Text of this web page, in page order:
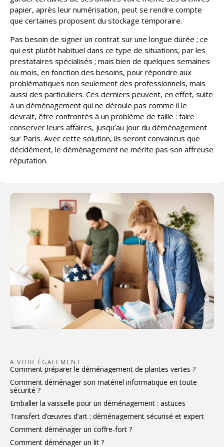
papier, après leur numérisation, peut se rendre compte
que certaines proposent du stockage temporaire.
Pas besoin de signer un contrat sur une longue durée ; ce
qui est plutôt habituel dans ce type de situations, par les
prestataires spécialisés ; mais bien de quelques semaines
ou mois, en fonction des besoins, pour répondre aux
problématiques non seulement des professionnels, mais
aussi des particuliers. Ces derniers peuvent, en effet, suite
à un déménagement qui ne déroule pas comme il le
devrait, être confrontés à un problème de taille : faire
conserver leurs affaires, jusqu’au jour du déménagement
sur Paris. Avec cette solution, ils seront convaincus que
décidément, le déménagement ne mérite pas son affreuse
réputation.
A VOIR ÉGALEMENT
Comment préparer le déménagement de plantes vertes ?
Comment déménager son matériel informatique en toute
sécurité ?
Emballer la vaisselle pour un déménagement : astuces
Transfert d’œuvres d’art : déménagement sécurisé et expert
Comment déménager un coffre-fort ?
Comment déménager un lit ?